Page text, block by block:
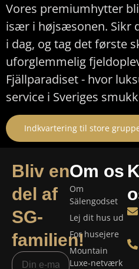
Vores premiumhytter
især i højsæsonen. Sikr
i dag, og tag det første
uforglemmelig
Fjällparadiset - hvor
service i Sveriges
Indkvartering til store
Bliv en
del af
SG-
familien!
Om os
Om
Sälengodset
Lej dit hus ud
For husejere
Mountain
Luxe-netværk